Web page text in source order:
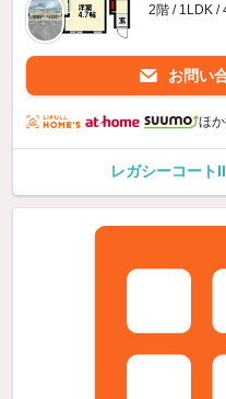
2階 / 1LDK /
お問い
ほ
レガシーコート